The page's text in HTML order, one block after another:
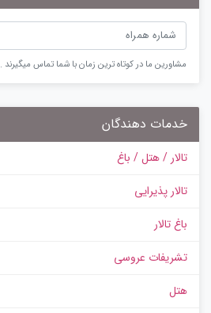
مشاورین ما در کوتاه ترین زمان با شما تماس میگیرند .
خدمات دهندگان
تالار / هتل / باغ
تالار پذیرایی
باغ تالار
تشریفات عروسی
هتل